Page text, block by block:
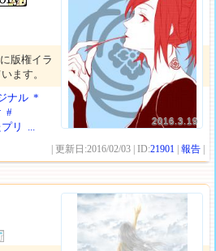
2016.3.19
版権イラ
ます。
ナル *
#
リ ...
| 更新日:2016/02/03 | ID:21901 |報告